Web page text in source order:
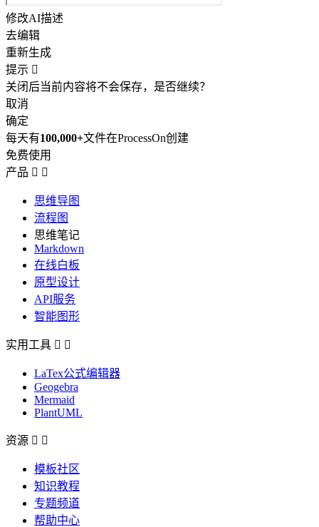
修改AI描述
去编辑
重新生成
提示 
关闭后当前内容将不会保存，是否继续？
取消
确定
每天有100,000+文件在ProcessOn创建
免费使用
产品  
思维导图
流程图
思维笔记
Markdown
在线白板
原型设计
API服务
智能图形
实用工具  
LaTex公式编辑器
Geogebra
Mermaid
PlantUML
资源  
模板社区
知识教程
专题频道
帮助中心